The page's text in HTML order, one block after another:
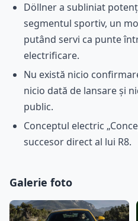
Döllner a subliniat
segmentul sportiv, un
putând servi ca punte
electrificare.
Nu există nicio
nicio dată de lansare și
public.
Conceptul electric
succesor direct al lui R8.
Galerie foto